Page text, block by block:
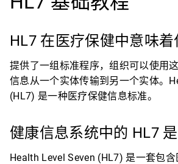
HL7 在医疗保健中意味着
提供了一组标准程序，组织可以使用
信息从一个实体传输到另一个实体。
(HL7) 是一种医疗保健信息标准。
健康信息系统中的 HL7
Health Level Seven (HL7) 是一套包